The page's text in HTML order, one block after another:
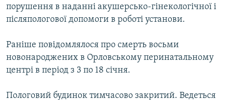
порушення в наданні акушерсько-гінекологічної і
післяпологової допомоги в роботі установи.
Раніше повідомлялося про смерть восьми
новонароджених в Орловському перинатальному
центрі в період з 3 по 18 січня.
Пологовий будинок тимчасово закритий. Ведеться